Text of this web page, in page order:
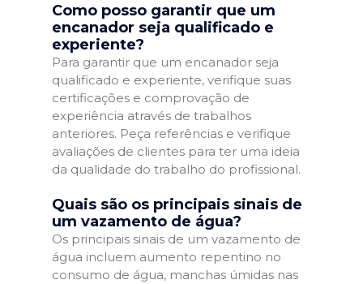
Como posso garantir que um
encanador seja qualificado e
experiente?
Para garantir que um encanador seja
qualificado e experiente, verifique suas
certificações e comprovação de
experiência através de trabalhos
anteriores. Peça referências e verifique
avaliações de clientes para ter uma ideia
da qualidade do trabalho do profissional.
Quais são os principais sinais de
um vazamento de água?
Os principais sinais de um vazamento de
água incluem aumento repentino no
consumo de água, manchas úmidas nas